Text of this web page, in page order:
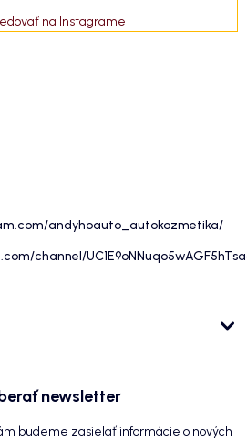
na Instagrame
andyhoauto_autokozmetika/
channel/
newsletter
budeme zasielať informácie o nových